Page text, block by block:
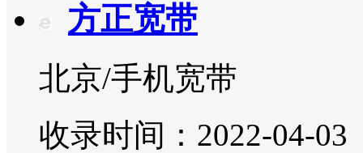
方正宽带
北京/手机宽带
收录时间：2022-04-03